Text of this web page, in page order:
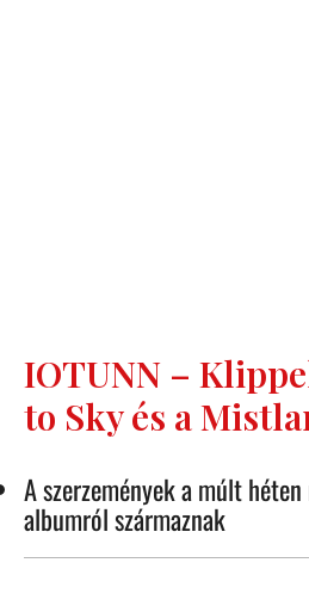
IOTUNN –
to Sky és a
A szerzemények a múlt
albumról származnak